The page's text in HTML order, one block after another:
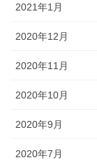
2021年1月
2020年12月
2020年11月
2020年10月
2020年9月
2020年7月